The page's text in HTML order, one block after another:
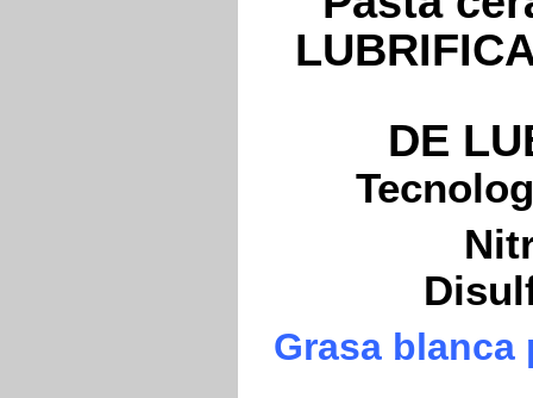
DE
Grasa